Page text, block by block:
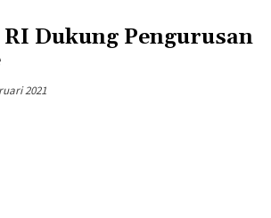
Dukung Pengurusan
2021